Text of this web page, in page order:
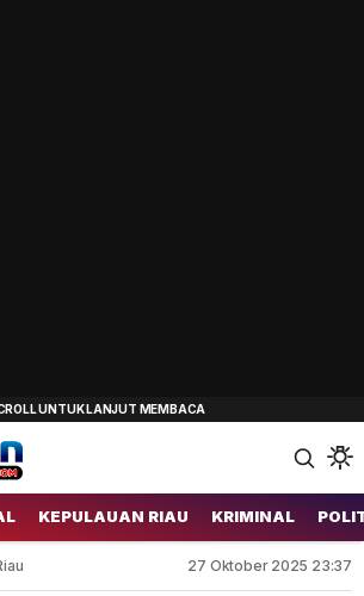
KEPULAUAN RIAU KRIMINAL
27 Oktober 2025 23:37